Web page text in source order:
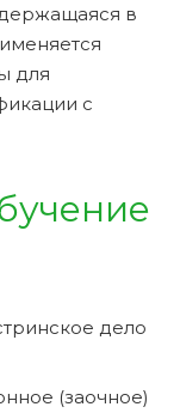
в
для
с
дело
(заочное)